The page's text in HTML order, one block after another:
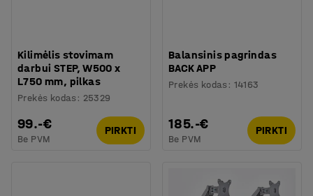
Kilimėlis stovimam
darbui STEP, W500 x
L750 mm, pilkas
Prekės kodas : 25329
99.-€
Be PVM
PIRKTI
Balansinis pagrindas
BACK APP
Prekės kodas : 14163
185.-€
Be PVM
PIRKTI